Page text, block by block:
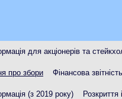
для акціонерів та
про збори Фінансова
(з 2019 року) Розкриття